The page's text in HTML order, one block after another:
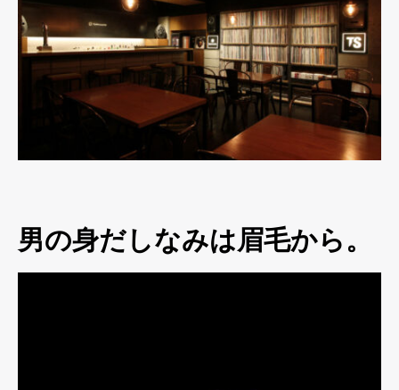
男の身だしなみは眉毛から。